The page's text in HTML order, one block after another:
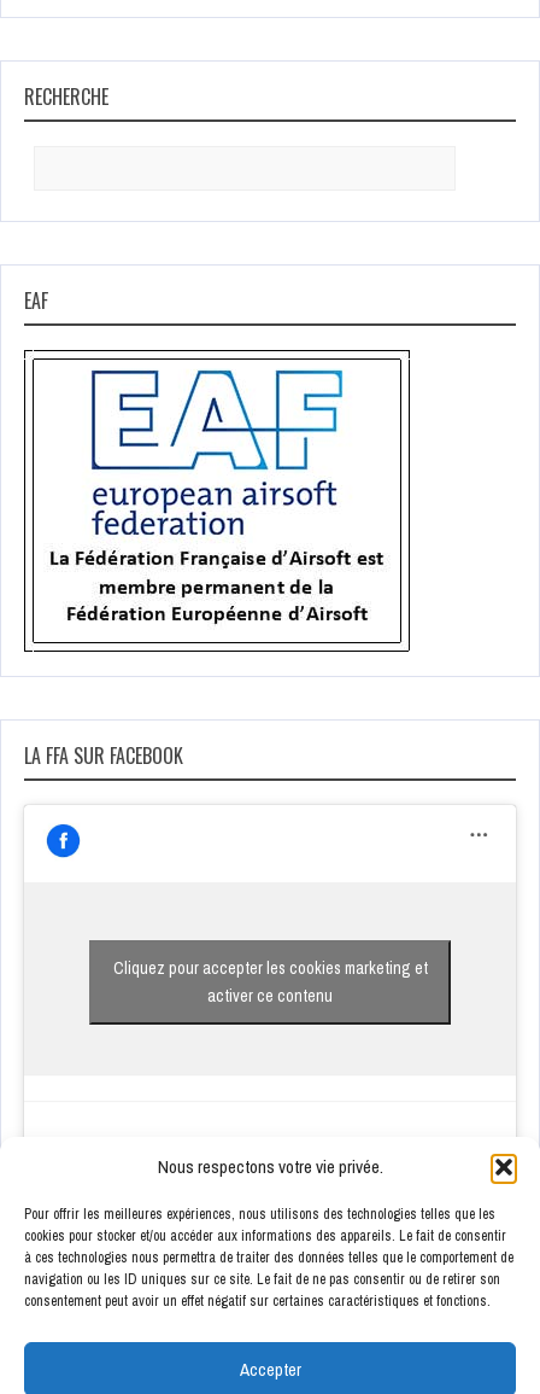
Nous respectons votre vie privée.
Pour offrir les meilleures expériences, nous utilisons des technologies telles que les
cookies pour stocker et/ou accéder aux informations des appareils. Le fait de consentir
à ces technologies nous permettra de traiter des données telles que le comportement de
navigation ou les ID uniques sur ce site. Le fait de ne pas consentir ou de retirer son
consentement peut avoir un effet négatif sur certaines caractéristiques et fonctions.
Accepter
RECHERCHE
EAF
LA FFA SUR FACEBOOK
Cliquez pour accepter les cookies marketing et
activer ce contenu
ENSEIGNES PARTENAIRES